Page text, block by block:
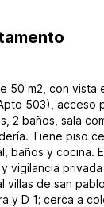
50 m2, con vista
503), acceso
2 baños, sala
Tiene piso
baños y cocina.
vigilancia
villas de san
y D 1; cerca a